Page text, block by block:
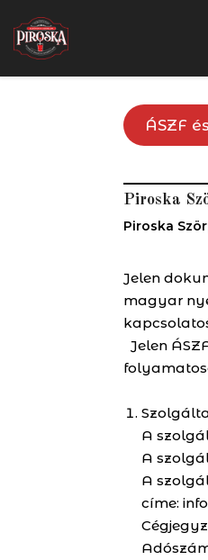
ÁSZF
Piroska
Piroska
Jelen
magyar
Jelen
A
A
A
címe: